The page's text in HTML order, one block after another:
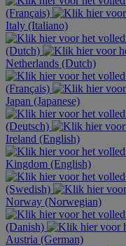
(Français)
Italy (Italiano)
(Dutch)
Netherlands (Dutch)
(Français)
Japan (Japanese)
(Deutsch)
Ireland (English)
Kingdom (English)
(Swedish)
Norway (Norwegian)
(Danish)
Austria (German)